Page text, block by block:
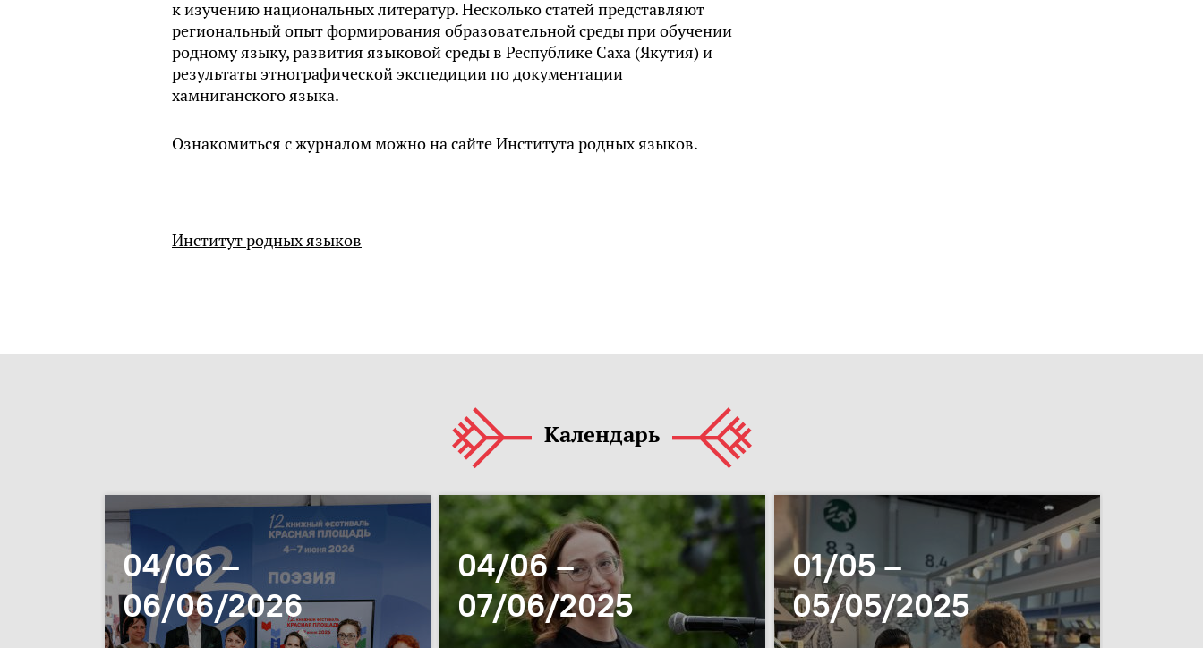
к изучению национальных литератур. Несколько статей представляют
региональный опыт формирования образовательной среды при обучении
родному языку, развития языковой среды в Республике Саха (Якутия) и
результаты этнографической экспедиции по документации
хамниганского языка.
Ознакомиться с журналом можно на сайте Института родных языков.
Институт родных языков
Календарь
04/06 –
06/06/2026
04/06 –
07/06/2025
01/05 –
05/05/2025